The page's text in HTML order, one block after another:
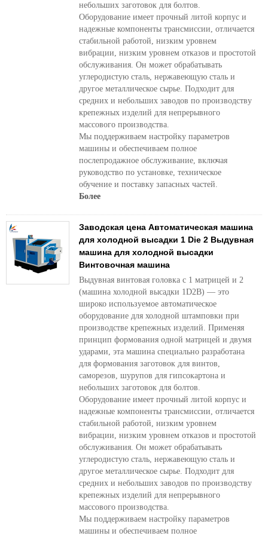
небольших заготовок для болтов.
Оборудование имеет прочный литой корпус и
надежные компоненты трансмиссии, отличается
стабильной работой, низким уровнем
вибрации, низким уровнем отказов и простотой
обслуживания. Он может обрабатывать
углеродистую сталь, нержавеющую сталь и
другое металлическое сырье. Подходит для
средних и небольших заводов по производству
крепежных изделий для непрерывного
массового производства.
Мы поддерживаем настройку параметров
машины и обеспечиваем полное
послепродажное обслуживание, включая
руководство по установке, техническое
обучение и поставку запасных частей.
Более
Заводская цена Автоматическая машина
для холодной высадки 1 Die 2 Выдувная
машина для холодной высадки
Винтовочная машина
Выдувная винтовая головка с 1 матрицей и 2
(машина холодной высадки 1D2B) — это
широко используемое автоматическое
оборудование для холодной штамповки при
производстве крепежных изделий. Применяя
принцип формования одной матрицей и двумя
ударами, эта машина специально разработана
для формования заготовок для винтов,
саморезов, шурупов для гипсокартона и
небольших заготовок для болтов.
Оборудование имеет прочный литой корпус и
надежные компоненты трансмиссии, отличается
стабильной работой, низким уровнем
вибрации, низким уровнем отказов и простотой
обслуживания. Он может обрабатывать
углеродистую сталь, нержавеющую сталь и
другое металлическое сырье. Подходит для
средних и небольших заводов по производству
крепежных изделий для непрерывного
массового производства.
Мы поддерживаем настройку параметров
машины и обеспечиваем полное